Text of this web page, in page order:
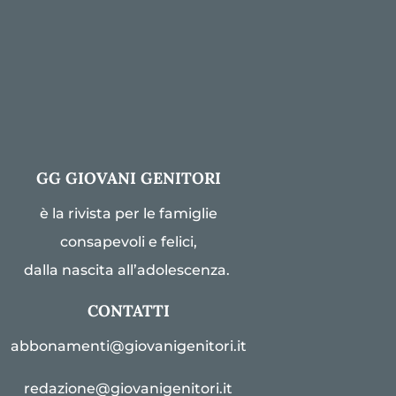
GG GIOVANI GENITORI
è la rivista per le famiglie
consapevoli e felici,
dalla nascita all’adolescenza.
CONTATTI
abbonamenti@giovanigenitori.it
redazione@giovanigenitori.it